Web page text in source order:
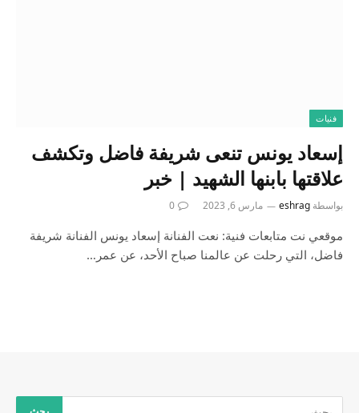
فنيات
إسعاد يونس تنعى شريفة فاضل وتكشف
علاقتها بابنها الشهيد | خبر
بواسطة eshrag مارس 6, 2023 0
موقعي نت متابعات فنية: نعت الفنانة إسعاد يونس الفنانة شريفة
فاضل، التي رحلت عن عالمنا صباح الأحد، عن عمر…